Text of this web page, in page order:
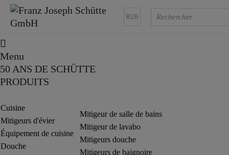
B2B
Menu
50 ANS DE SCHÜTTE
PRODUITS
Cuisine
Mitigeurs d'évier
Équipement de cuisine
Douche
Mitigeur de salle de bains
Mitigeur de lavabo
Mitigeurs douche
Mitigeurs de baignoire